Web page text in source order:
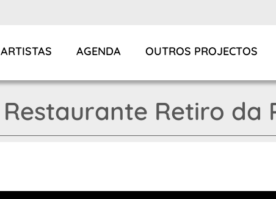
ARTISTAS AGENDA OUTROS PROJECTOS
Retiro da